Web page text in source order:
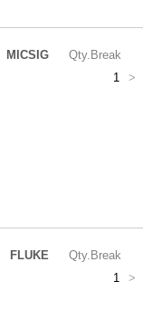
MICSIG
Qty.Break
1
>
FLUKE
Qty.Break
1
>